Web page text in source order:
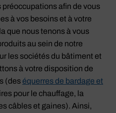
afin de vous
à vos besoins et à votre
que nous tenons à vous
au sein de notre
les sociétés du bâtiment et
à votre disposition de
(deséquerres de bardage et
pour le chauffage, la
câbles et gaines). Ainsi,